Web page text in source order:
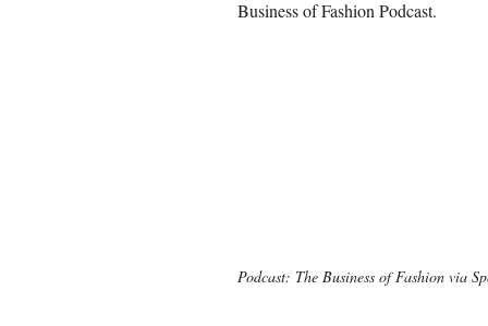
Business of Fashion Podcast.
Podcast: The Business of Fashion via